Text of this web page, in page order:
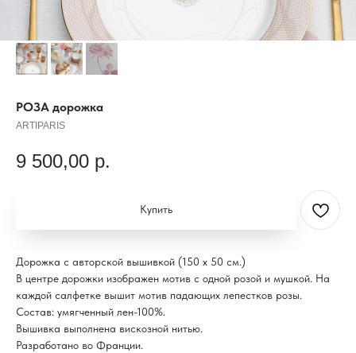
РОЗА дорожка
ARTIPARIS
9 500,00 р.
Купить
Дорожка с авторской вышивкой (150 x 50 см.)
В центре дорожки изображен мотив с одной розой и мушкой. На
каждой салфетке вышит мотив падающих лепестков розы.
Состав: умягченный лен-100%.
Вышивка выполнена вискозной нитью.
Разработано во Франции.